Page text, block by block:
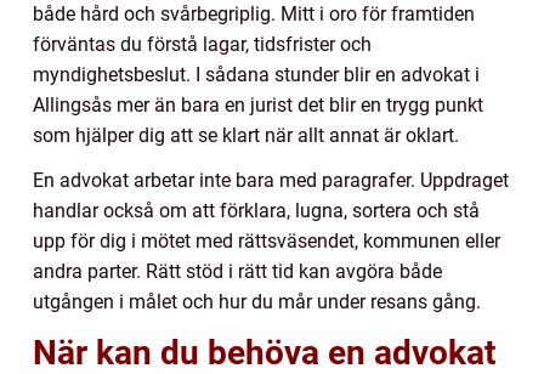
både hård och svårbegriplig. Mitt i oro för framtiden
förväntas du förstå lagar, tidsfrister och
myndighetsbeslut. I sådana stunder blir en advokat i
Allingsås mer än bara en jurist det blir en trygg punkt
som hjälper dig att se klart när allt annat är oklart.
En advokat arbetar inte bara med paragrafer. Uppdraget
handlar också om att förklara, lugna, sortera och stå
upp för dig i mötet med rättsväsendet, kommunen eller
andra parter. Rätt stöd i rätt tid kan avgöra både
utgången i målet och hur du mår under resans gång.
När kan du behöva en advokat